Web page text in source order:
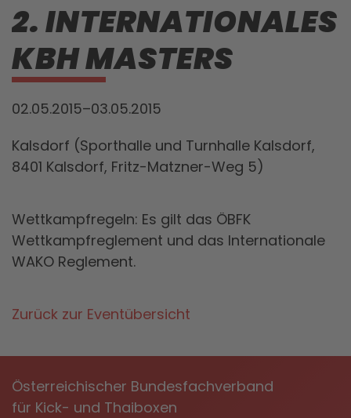
2. INTERNATIONALES
KBH MASTERS
02.05.2015–03.05.2015
Kalsdorf (Sporthalle und Turnhalle Kalsdorf,
8401 Kalsdorf, Fritz-Matzner-Weg 5)
Wettkampfregeln: Es gilt das ÖBFK
Wettkampfreglement und das Internationale
WAKO Reglement.
Zurück zur Eventübersicht
Österreichischer Bundesfachverband
für Kick- und Thaiboxen